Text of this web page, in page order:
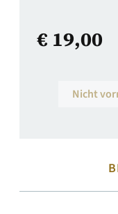
€ 19,00
Nicht